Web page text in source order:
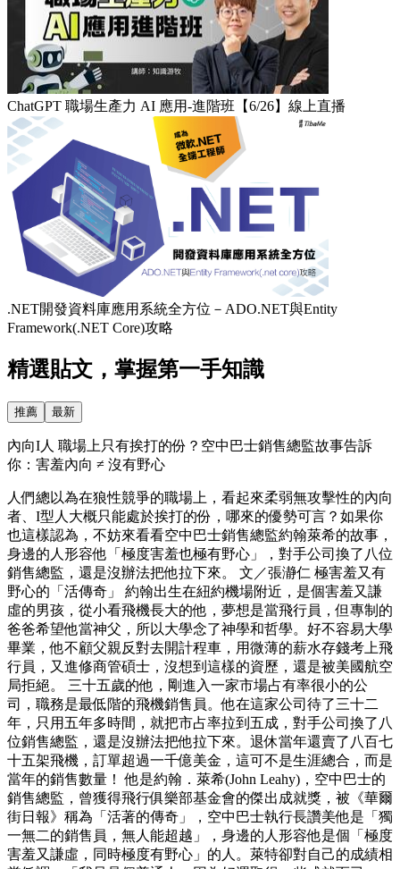
ChatGPT 職場生產力 AI 應用-進階班【6/26】線上直播
.NET開發資料庫應用系統全方位－ADO.NET與Entity
Framework(.NET Core)攻略
精選貼文，掌握第一手知識
推薦 最新
內向I人 職場上只有挨打的份？空中巴士銷售總監故事告訴
你：害羞內向 ≠ 沒有野心
人們總以為在狼性競爭的職場上，看起來柔弱無攻擊性的內向
者、I型人大概只能處於挨打的份，哪來的優勢可言？如果你
也這樣認為，不妨來看看空中巴士銷售總監約翰萊希的故事，
身邊的人形容他「極度害羞也極有野心」，對手公司換了八位
銷售總監，還是沒辦法把他拉下來。 文／張瀞仁 極害羞又有
野心的「活傳奇」 約翰出生在紐約機場附近，是個害羞又謙
虛的男孩，從小看飛機長大的他，夢想是當飛行員，但專制的
爸爸希望他當神父，所以大學念了神學和哲學。好不容易大學
畢業，他不顧父親反對去開計程車，用微薄的薪水存錢考上飛
行員，又進修商管碩士，沒想到這樣的資歷，還是被美國航空
局拒絕。 三十五歲的他，剛進入一家市場占有率很小的公
司，職務是最低階的飛機銷售員。他在這家公司待了三十二
年，只用五年多時間，就把市占率拉到五成，對手公司換了八
位銷售總監，還是沒辦法把他拉下來。退休當年還賣了八百七
十五架飛機，訂單超過一千億美金，這可不是生涯總合，而是
當年的銷售數量！ 他是約翰．萊希(John Leahy)，空中巴士的
銷售總監，曾獲得飛行俱樂部基金會的傑出成就獎，被《華爾
街日報》稱為「活著的傳奇」，空中巴士執行長讚美他是「獨
一無二的銷售員，無人能超越」，身邊的人形容他是個「極度
害羞又謙虛，同時極度有野心」的人。萊特卻對自己的成績相